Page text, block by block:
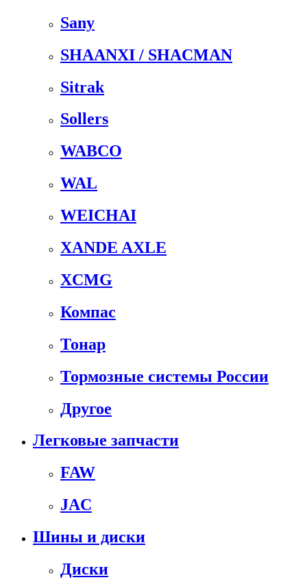
Sany
SHAANXI / SHACMAN
Sitrak
Sollers
WABCO
WAL
WEICHAI
XANDE AXLE
XCMG
Компас
Тонар
Тормозные системы России
Другое
Легковые запчасти
FAW
JAC
Шины и диски
Диски